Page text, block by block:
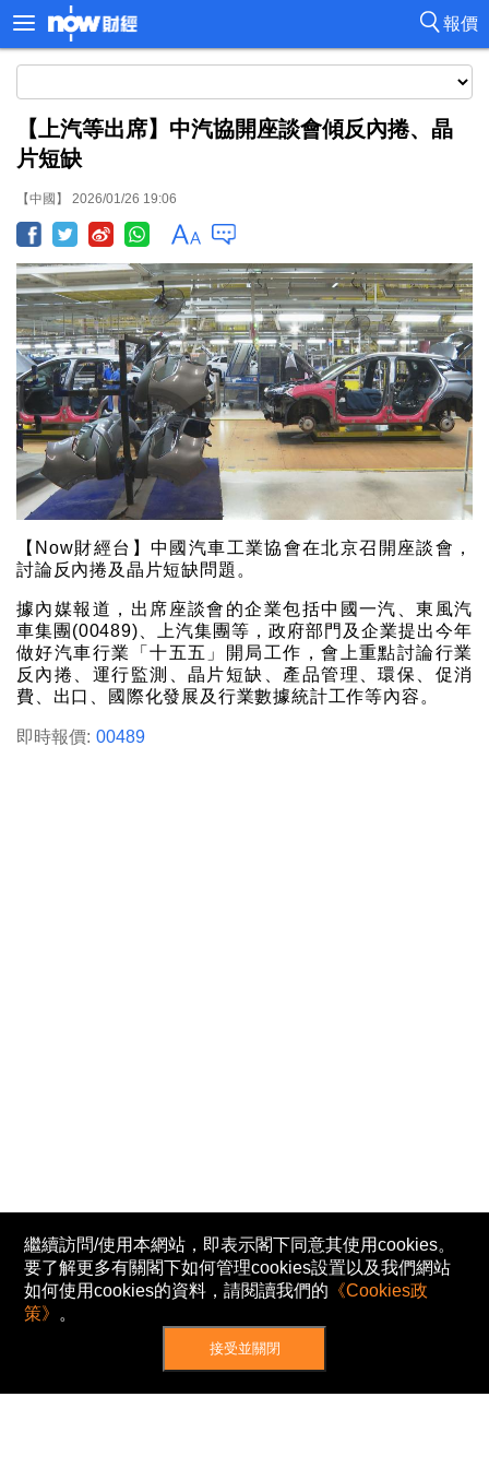
報價
【上汽等出席】中汽協開座談會傾反內捲、晶
片短缺
【中國】 2026/01/26 19:06
【Now財經台】中國汽車工業協會在北京召開座談會，
討論反內捲及晶片短缺問題。
據內媒報道，出席座談會的企業包括中國一汽、東風汽
車集團(00489)、上汽集團等，政府部門及企業提出今年
做好汽車行業「十五五」開局工作，會上重點討論行業
反內捲、運行監測、晶片短缺、產品管理、環保、促消
費、出口、國際化發展及行業數據統計工作等內容。
即時報價: 00489
繼續訪問/使用本網站，即表示閣下同意其使用cookies。
要了解更多有關閣下如何管理cookies設置以及我們網站
如何使用cookies的資料，請閱讀我們的 《Cookies政
策》 。
接受並關閉